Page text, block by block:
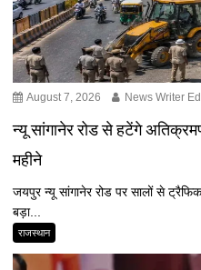
August 7, 2026 News Writer
न्यू सांगानेर रोड से हटेंगे
महीने
जयपुर न्यू सांगानेर रोड पर सालों से
बड़ा...
राजस्थान